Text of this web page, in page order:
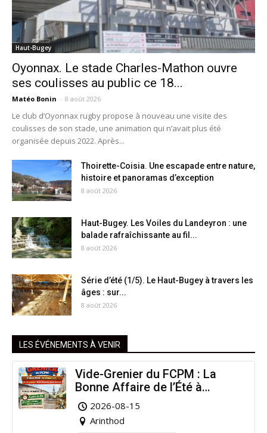
Haut-Bugey
Oyonnax. Le stade Charles-Mathon ouvre
ses coulisses au public ce 18...
Matéo Bonin - 8 août 2026
Le club d’Oyonnax rugby propose à nouveau une visite des
coulisses de son stade, une animation qui n’avait plus été
organisée depuis 2022. Après...
Thoirette-Coisia. Une escapade entre nature,
histoire et panoramas d’exception
8 août 2026
Haut-Bugey. Les Voiles du Landeyron : une
balade rafraîchissante au fil...
8 août 2026
Série d’été (1/5). Le Haut-Bugey à travers les
âges : sur...
8 août 2026
LES ÉVÉNEMENTS À VENIR
Vide-Grenier du FCPM : La
Bonne Affaire de l’Été à
Arinthod !
2026-08-15
Arinthod